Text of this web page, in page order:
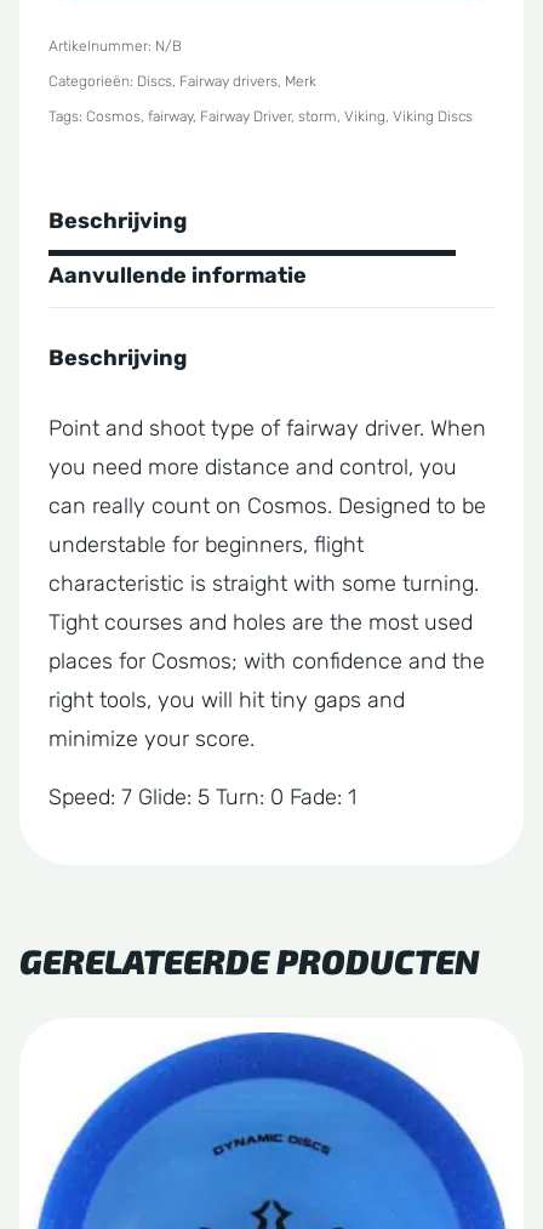
Cosmos
aantal
Artikelnummer: N/B
Categorieën: Discs, Fairway drivers, Merk
Tags: Cosmos, fairway, Fairway Driver, storm, Viking, Viking Discs
Beschrijving
Aanvullende informatie
Beschrijving
Point and shoot type of fairway driver. When
you need more distance and control, you
can really count on Cosmos. Designed to be
understable for beginners, flight
characteristic is straight with some turning.
Tight courses and holes are the most used
places for Cosmos; with confidence and the
right tools, you will hit tiny gaps and
minimize your score.
Speed: 7 Glide: 5 Turn: 0 Fade: 1
GERELATEERDE PRODUCTEN
product
heeft
meerdere
variaties.